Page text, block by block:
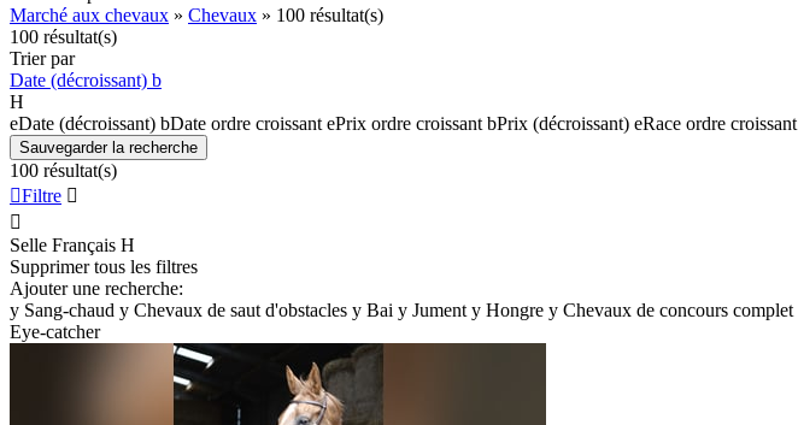
Marché aux chevaux » Chevaux » 100 résultat(s)
100 résultat(s)
Trier par
Date (décroissant) b
H
eDate (décroissant) bDate ordre croissant ePrix ordre croissant bPrix (décroissant) eRace ordre croissant
Sauvegarder la recherche
100 résultat(s)
Filtre 

Selle Français H
Supprimer tous les filtres
Ajouter une recherche:
y Sang-chaud y Chevaux de saut d'obstacles y Bai y Jument y Hongre y Chevaux de concours complet
Eye-catcher